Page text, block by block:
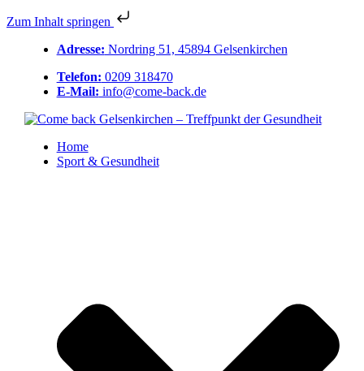
Zum Inhalt springen
Adresse: Nordring 51, 45894 Gelsenkirchen
Telefon: 0209 318470
E-Mail: info@come-back.de
Home
Sport & Gesundheit